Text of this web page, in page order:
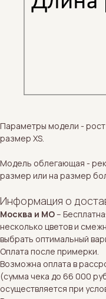
Параметры модели -
размер XS.
Модель облегающая -
размер или на размер
Информация о
Москва и МО–
несколько цветов и
выбрать оптимальный
Оплата после примерки.
Возможна оплата в
(сумма чека до 66 000
осуществляется при